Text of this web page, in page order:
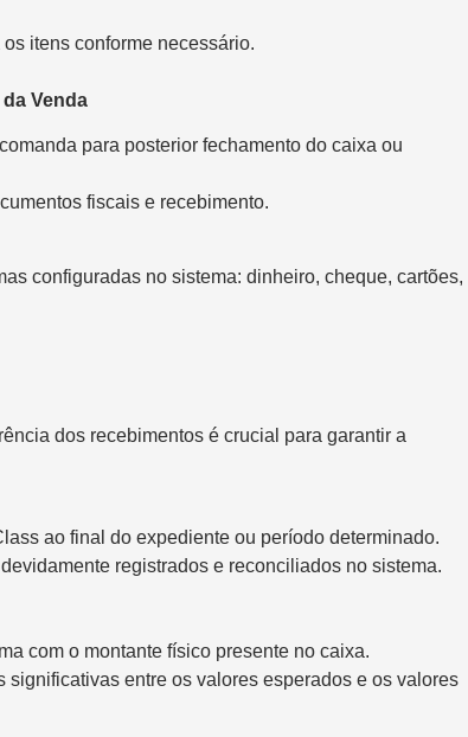
itens conforme necessário.
Venda
para posterior fechamento do caixa ou
fiscais e recebimento.
configuradas no sistema: dinheiro, cheque, cartões,
dos recebimentos é crucial para garantir a
ao final do expediente ou período determinado.
registrados e reconciliados no sistema.
com o montante físico presente no caixa.
entre os valores esperados e os valores